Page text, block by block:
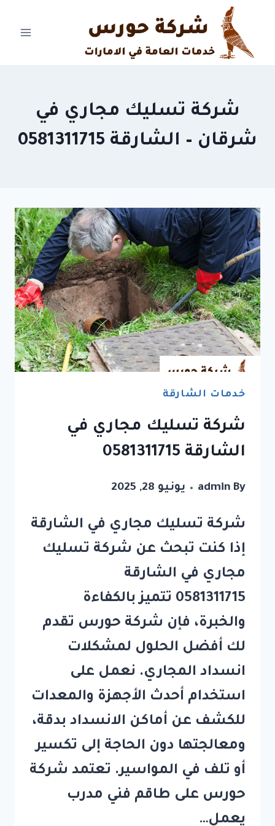
content
شركة تسليك مجاري في
شرقان – الشارقة 0581311715
خدمات الشارقة
شركة تسليك مجاري في
الشارقة 0581311715
By
admin يونيو 28, 2025
شركة تسليك مجاري في الشارقة
إذا كنت تبحث عن شركة تسليك
مجاري في الشارقة
0581311715 تتميز بالكفاءة
والخبرة، فإن شركة حورس تقدم
لك أفضل الحلول لمشكلات
انسداد المجاري. نعمل على
استخدام أحدث الأجهزة والمعدات
للكشف عن أماكن الانسداد بدقة،
ومعالجتها دون الحاجة إلى تكسير
أو تلف في المواسير. تعتمد شركة
حورس على طاقم فني مدرب
يعمل…